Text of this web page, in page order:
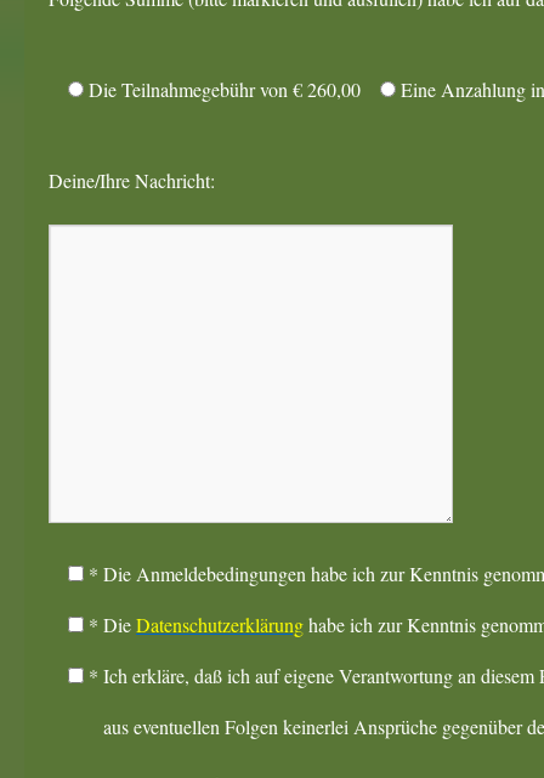
Die Teilnahmegebühr von € 260,00 Eine Anzahlung
Deine/Ihre Nachricht:
* Die Anmeldebedingungen habe ich zur Kenntnis
* DieDatenschutzerklärunghabe ich zur Kenntnis
* Ich erkläre, daß ich auf eigene Verantwortung an
aus eventuellen Folgen keinerlei Ansprüche gegenüber